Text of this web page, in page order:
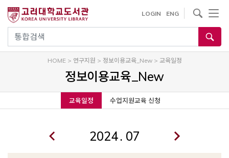
건
기
통합검색
LOGIN ENG
사이트내 검색
HOME> 연구지원 > 정보이용교육_New> 교육일정
정보이용교육_New
교육일정 수업지원교육 신청
.